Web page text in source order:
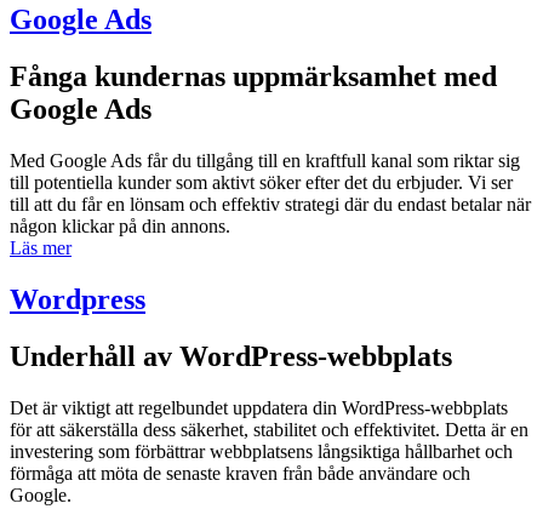
Google Ads
Fånga kundernas uppmärksamhet med
Google Ads
Med Google Ads får du tillgång till en kraftfull kanal som riktar sig
till potentiella kunder som aktivt söker efter det du erbjuder. Vi ser
till att du får en lönsam och effektiv strategi där du endast betalar när
någon klickar på din annons.
Läs mer
Wordpress
Underhåll av WordPress-webbplats
Det är viktigt att regelbundet uppdatera din WordPress-webbplats
för att säkerställa dess säkerhet, stabilitet och effektivitet. Detta är en
investering som förbättrar webbplatsens långsiktiga hållbarhet och
förmåga att möta de senaste kraven från både användare och
Google.